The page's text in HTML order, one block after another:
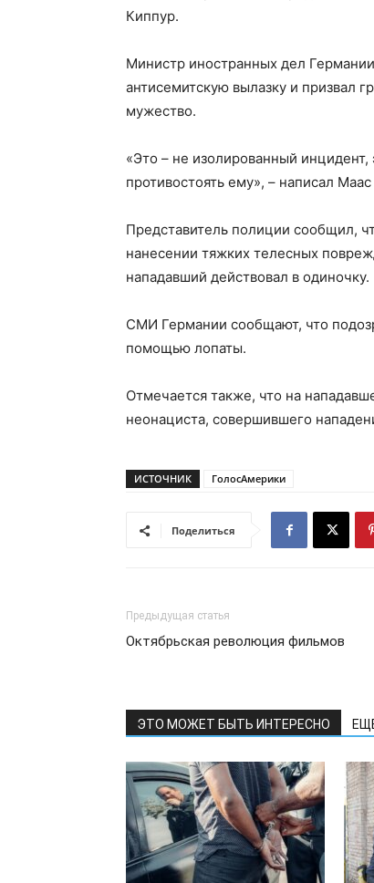
Киппур.
Министр иностранных дел
антисемитскую вылазку и призвал
мужество.
«Это – не изолированный
противостоять ему», – написал Маас
Представитель полиции сообщил,
нанесении тяжких телесных
нападавший действовал в одиночку.
СМИ Германии сообщают, что
помощью лопаты.
Отмечается также, что на
неонациста, совершившего
ИСТОЧНИК ГолосАмерики
Поделиться
Предыдущая статья
Октябрьская революция фильмов
ЭТО МОЖЕТ БЫТЬ ИНТЕРЕСНО